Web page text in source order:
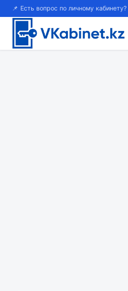
📌 Есть вопрос по личному кабинету?